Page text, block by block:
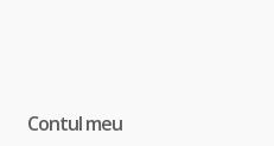
Contul meu